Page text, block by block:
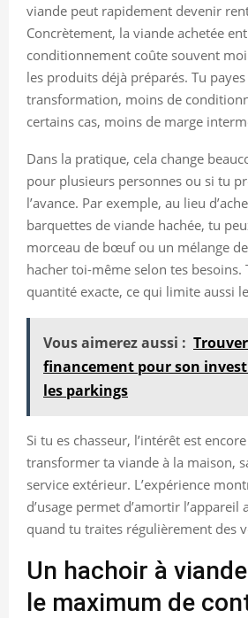
viande peut rapidement devenir
Concrètement, la viande achetée
conditionnement coûte souvent
les produits déjà préparés. Tu
transformation, moins de
certains cas, moins de marge
Dans la pratique, cela change
pour plusieurs personnes ou si tu
l’avance. Par exemple, au lieu
barquettes de viande hachée, tu
morceau de bœuf ou un mélange
hacher toi-même selon tes besoins.
quantité exacte, ce qui limite aussi
Vous aimerez aussi :
financement pour son
les parkings
Si tu es chasseur, l’intérêt est
transformer ta viande à la maison,
service extérieur. L’expérience
d’usage permet d’amortir l’appareil
quand tu traites régulièrement des
Un hachoir à
le maximum de